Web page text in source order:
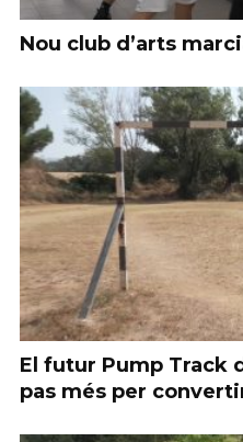
Nou club d’arts
El futur Pump Track
pas més per